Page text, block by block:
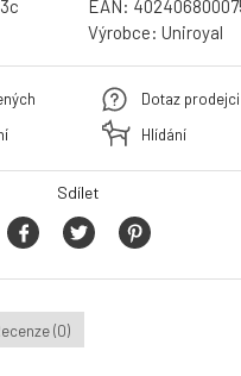
EAN:
Výrobce: Uniroyal
Dotaz prodejci
Hlídání
Sdílet
(0)